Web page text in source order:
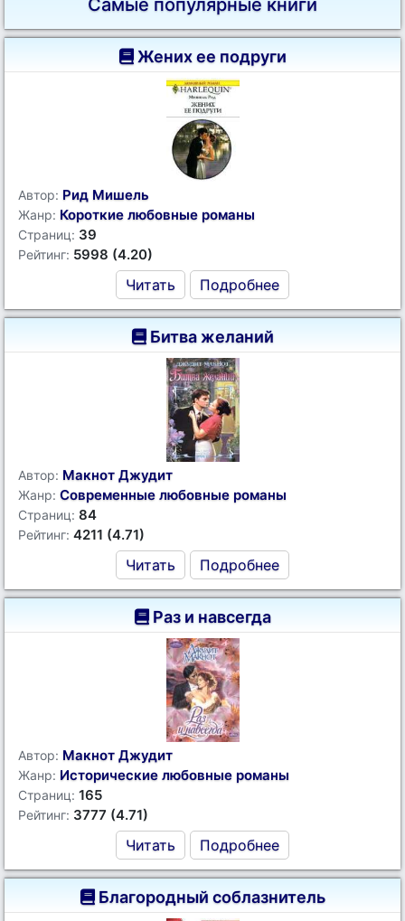
Самые популярные книги
Жених ее подруги
Автор: Рид Мишель
Жанр: Короткие любовные романы
Страниц: 39
Рейтинг: 5998 (4.20)
Читать Подробнее
Битва желаний
Автор: Макнот Джудит
Жанр: Современные любовные романы
Страниц: 84
Рейтинг: 4211 (4.71)
Читать Подробнее
Раз и навсегда
Автор: Макнот Джудит
Жанр: Исторические любовные романы
Страниц: 165
Рейтинг: 3777 (4.71)
Читать Подробнее
Благородный соблазнитель